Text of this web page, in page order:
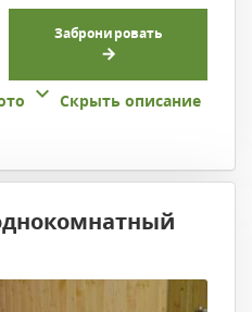
Забронировать
Скрыть описание